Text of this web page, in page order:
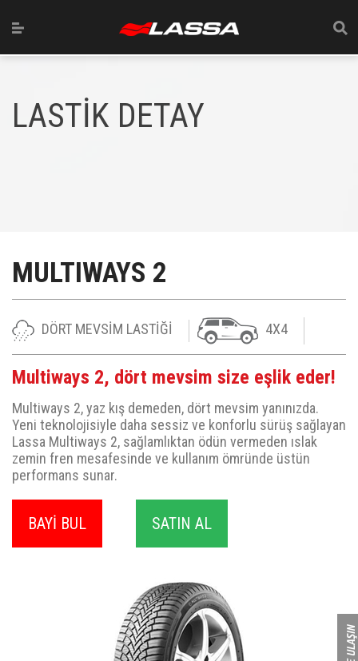
LASTİK DETAY
MULTIWAYS 2
DÖRT MEVSİM LASTİĞİ 4X4
Multiways 2, dört mevsim size eşlik eder!
Multiways 2, yaz kış demeden, dört mevsim yanınızda.
Yeni teknolojisiyle daha sessiz ve konforlu sürüş sağlayan
Lassa Multiways 2, sağlamlıktan ödün vermeden ıslak
zemin fren mesafesinde ve kullanım ömründe üstün
performans sunar.
BAYİ BUL SATIN AL